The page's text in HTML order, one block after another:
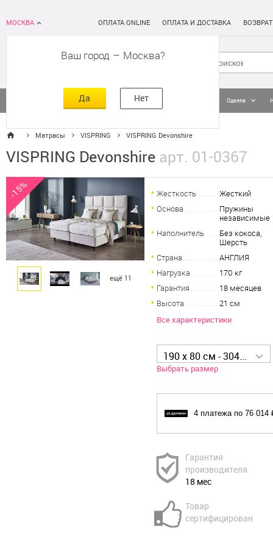
МОСКВА
Ваш город – Москва
Да Нет
ОПЛАТА ONLINE ОПЛАТА И ДОСТАВКА
Кровати Постельное белье Одеяла
Матрасы VISPRING VISPRING Devonshire
VISPRING Devonshire арт. 01-0367
-15%
ещё 11
Жесткость
Жесткий
Основа
Пружины
независимые
Наполнитель
Без кокоса,
Шерсть
Страна
АНГЛИЯ
Нагрузка
170 кг
Гарантия
18 месяцев
Высота
21 см
Все характеристики
190 x 80 см - 304 057 р
Выбрать размер
4 платежа по 76 014
Гарантия
производителя
18 мес
Товар
сертифицирован